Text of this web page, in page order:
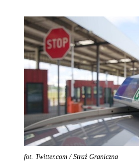
fot. Twitter.com / Straż Graniczna